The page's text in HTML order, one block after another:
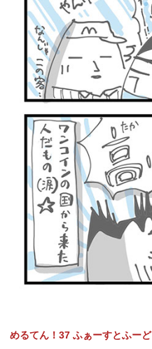
めるてん！37 ふぁーすとふーど